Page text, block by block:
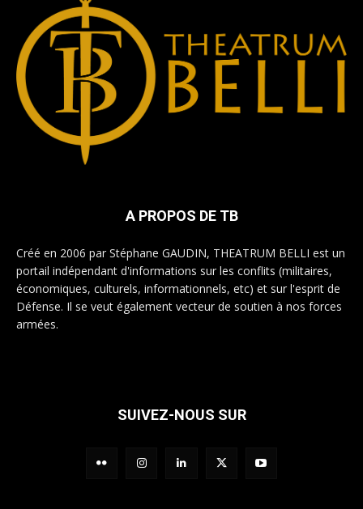
A PROPOS DE TB
Créé en 2006 par Stéphane GAUDIN, THEATRUM BELLI est un
portail indépendant d'informations sur les conflits (militaires,
économiques, culturels, informationnels, etc) et sur l'esprit de
Défense. Il se veut également vecteur de soutien à nos forces
armées.
SUIVEZ-NOUS SUR